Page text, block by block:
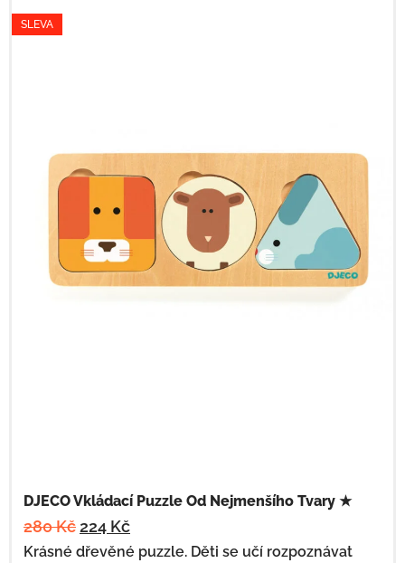
SLEVA
DJECO Vkládací Puzzle Od Nejmenšího Tvary ★
280Kč224 Kč
Krásné dřevěné puzzle. Děti se učí rozpoznávat